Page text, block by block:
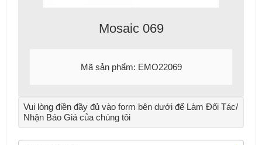
Mosaic 069
Mã sản phẩm: EMO22069
Vui lòng điền đầy đủ vào form bên dưới để Làm Đối Tác/
Nhận Báo Giá của chúng tôi